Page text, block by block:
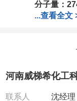
分子量：
包装：1Mg
作中有用
电话:0371-
...查看全文
河南威梯希化工
联系人 沈经理